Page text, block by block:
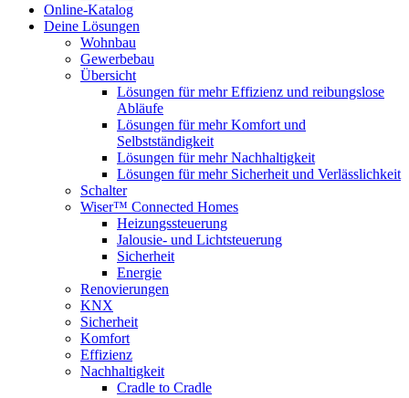
Online-Katalog
Deine Lösungen
Wohnbau
Gewerbebau
Übersicht
Lösungen für mehr Effizienz und reibungslose
Abläufe
Lösungen für mehr Komfort und
Selbstständigkeit
Lösungen für mehr Nachhaltigkeit
Lösungen für mehr Sicherheit und Verlässlichkeit
Schalter
Wiser™ Connected Homes
Heizungssteuerung
Jalousie- und Lichtsteuerung
Sicherheit
Energie
Renovierungen
KNX
Sicherheit
Komfort
Effizienz
Nachhaltigkeit
Cradle to Cradle